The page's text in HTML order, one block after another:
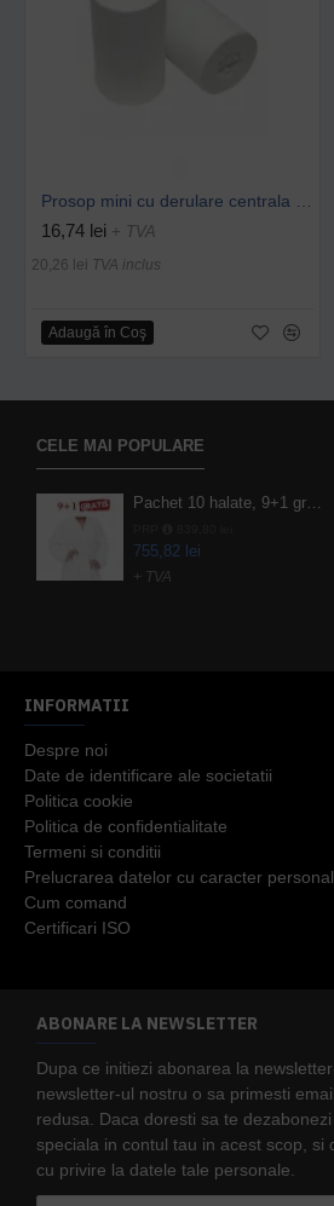
16,74 lei + TVA
20,26 lei TVA inclus
Adaugă în Coş
CELE MAI POPULARE
Pachet 10 halate, 9+1 gratuit
755,82 lei
+ TVA
INFORMATII
Despre noi
Date de identificare ale societatii
Politica cookie
Politica de confidentialitate
Termeni si conditii
Prelucrarea datelor cu caracter personal
Cum comand
Certificari ISO
ABONARE LA NEWSLETTER
Dupa ce initiezi abonarea la
newsletter-ul nostru o sa primesti
redusa. Daca doresti sa te
speciala in contul tau in acest scop,
cu privire la datele tale personale.